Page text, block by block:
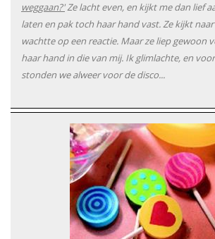
weggaan?'Ze lacht even, en kijkt me dan lief
laten en pak toch haar hand vast. Ze kijkt
wachtte op een reactie. Maar ze liep gewoon
haar hand in die van mij. Ik glimlachte, en
stonden we alweer voor de disco...